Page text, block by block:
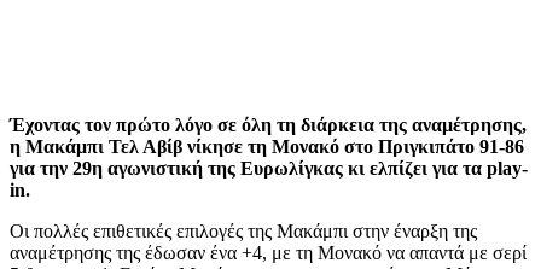
Έχοντας τον πρώτο λόγο σε όλη τη διάρκεια της αναμέτρησης,
η Μακάμπι Τελ Αβίβ νίκησε τη Μονακό στο Πριγκιπάτο 91-86
για την 29η αγωνιστική της Ευρωλίγκας κι ελπίζει για τα play-
in.
Οι πολλές επιθετικές επιλογές της Μακάμπι στην έναρξη της
αναμέτρησης της έδωσαν ένα +4, με τη Μονακό να απαντά με σερί